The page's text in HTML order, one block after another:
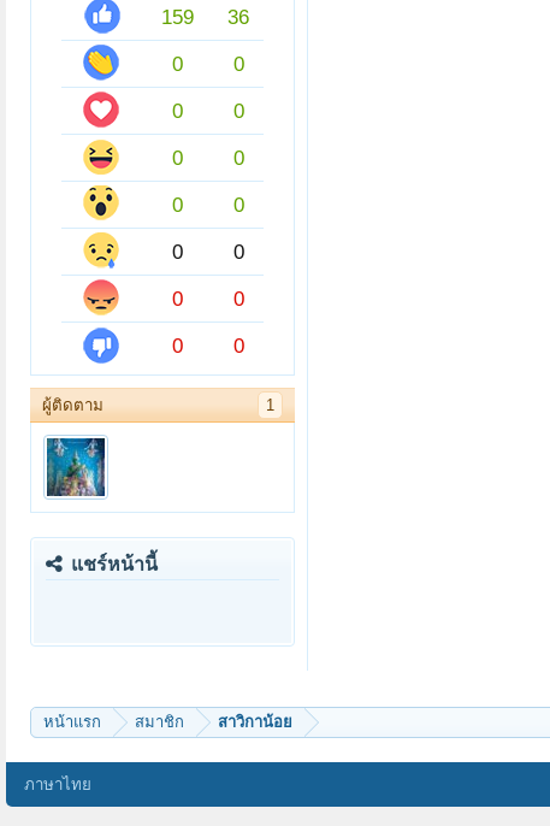
159
36
0
0
0
0
0
0
0
0
0
0
0
0
0
0
ผู้ติดตาม 1
แชร์หน้านี้
หน้าแรก สมาชิก สาวิกาน้อย
ภาษาไทย